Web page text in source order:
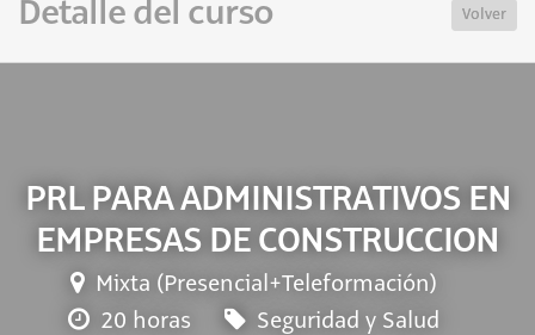
Detalle del curso Volver
PRL PARA ADMINISTRATIVOS EN
EMPRESAS DE CONSTRUCCION
Mixta (Presencial+Teleformación)
20 horas
Seguridad y Salud